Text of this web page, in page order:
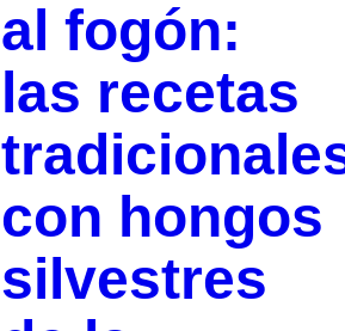
al fogón:
las recetas
con hongos
silvestres